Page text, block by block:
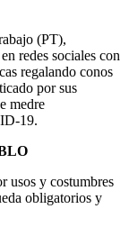
(PT),
redes sociales con
regalando conos
por sus
medre
19.
usos y costumbres
obligatorios y